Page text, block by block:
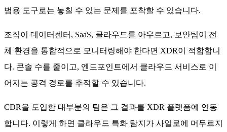
범용 도구로는 놓칠 수 있는 문제를 포착할 수 있습니다.
조직이 데이터센터, SaaS, 클라우드를 아우르고, 보안팀이 전
체 환경을 통합적으로 모니터링해야 한다면 XDR이 적합합니
다. 콘솔 수를 줄이고, 엔드포인트에서 클라우드 서비스로 이
어지는 공격 경로를 추적할 수 있습니다.
CDR을 도입한 대부분의 팀은 그 결과를 XDR 플랫폼에 연동
합니다. 이렇게 하면 클라우드 특화 탐지가 사일로에 머무르지